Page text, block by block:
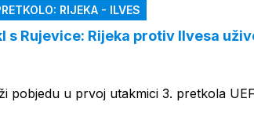
RIJEKA - ILVES
s Rujevice: Rijeka protiv Ilvesa
pobjedu u prvoj utakmici 3. pretkola